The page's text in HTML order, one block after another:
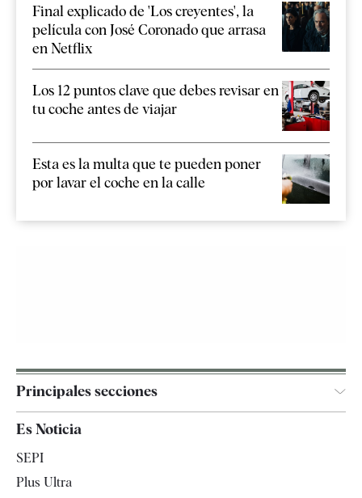
Final explicado de 'Los creyentes', la
película con José Coronado que arrasa
en Netflix
Los 12 puntos clave que debes revisar en
tu coche antes de viajar
Esta es la multa que te pueden poner
por lavar el coche en la calle
Principales secciones
España
Es Noticia
SEPI
Plus Ultra